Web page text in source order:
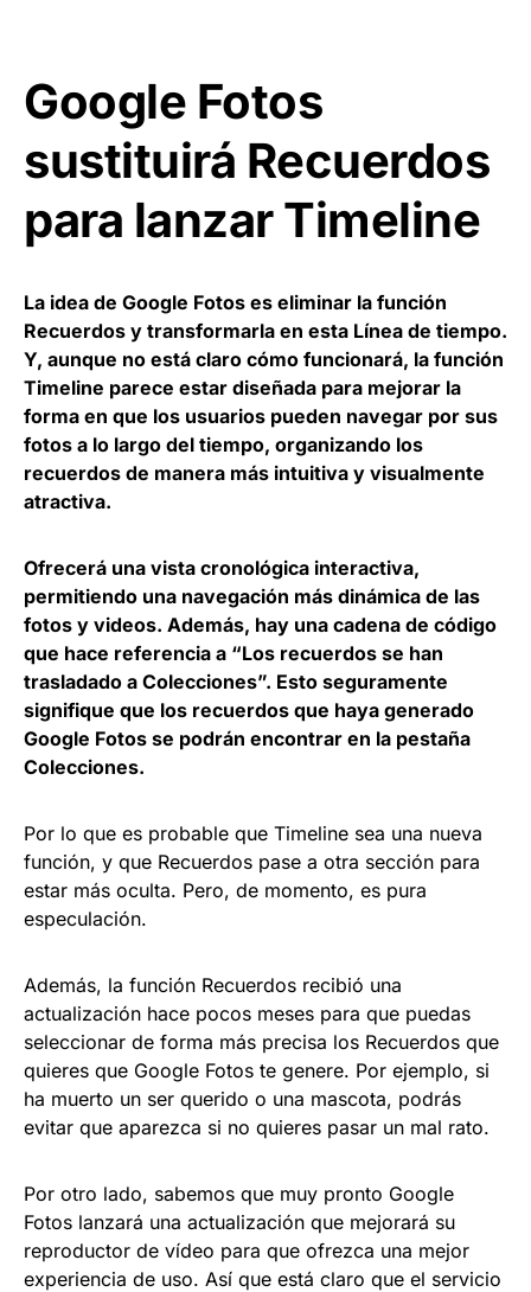
Google Fotos
sustituirá Recuerdos
para lanzar Timeline
La idea de Google Fotos es eliminar la función
Recuerdos y transformarla en esta Línea de tiempo.
Y, aunque no está claro cómo funcionará, la función
Timeline parece estar diseñada para mejorar la
forma en que los usuarios pueden navegar por sus
fotos a lo largo del tiempo, organizando los
recuerdos de manera más intuitiva y visualmente
atractiva.
Ofrecerá una vista cronológica interactiva,
permitiendo una navegación más dinámica de las
fotos y videos. Además, hay una cadena de código
que hace referencia a “Los recuerdos se han
trasladado a Colecciones”. Esto seguramente
signifique que los recuerdos que haya generado
Google Fotos se podrán encontrar en la pestaña
Colecciones.
Por lo que es probable que Timeline sea una nueva
función, y que Recuerdos pase a otra sección para
estar más oculta. Pero, de momento, es pura
especulación.
Además, la función Recuerdos recibió una
actualización hace pocos meses para que puedas
seleccionar de forma más precisa los Recuerdos que
quieres que Google Fotos te genere. Por ejemplo, si
ha muerto un ser querido o una mascota, podrás
evitar que aparezca si no quieres pasar un mal rato.
Por otro lado, sabemos que muy pronto Google
Fotos lanzará una actualización que mejorará su
reproductor de vídeo para que ofrezca una mejor
experiencia de uso. Así que está claro que el servicio